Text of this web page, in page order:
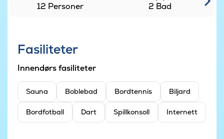
12 Personer 2 Bad
Fasiliteter
Innendørs fasiliteter
Sauna Boblebad Bordtennis Biljard
Bordfotball Dart Spillkonsoll Internett